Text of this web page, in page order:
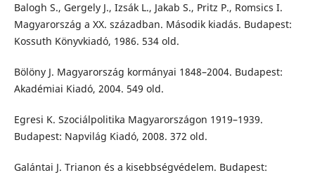
Balogh S., Gergely J., Izsák L., Jakab S., Pritz P., Romsics I.
Magyarország a XX. században. Második kiadás. Budapest:
Kossuth Könyvkiadó, 1986. 534 old.
Bölöny J. Magyarország kormányai 1848–2004. Budapest:
Akadémiai Kiadó, 2004. 549 old.
Egresi K. Szociálpolitika Magyarországon 1919–1939.
Budapest: Napvilág Kiadó, 2008. 372 old.
Galántai J. Trianon és a kisebbségvédelem. Budapest: